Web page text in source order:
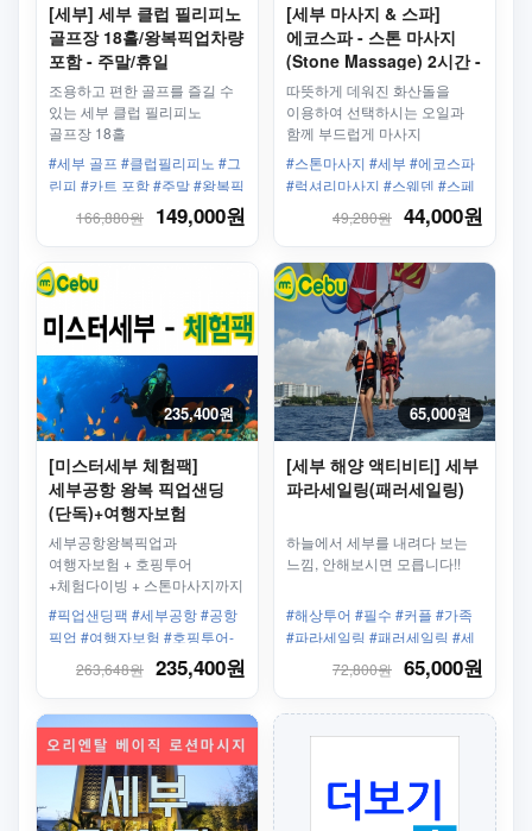
[세부] 세부 클럽 필리피노
골프장 18홀/왕복픽업차량
포함 - 주말/휴일
조용하고 편한 골프를 즐길 수
있는 세부 클럽 필리피노
골프장 18홀
#세부 골프 #클럽필리피노 #그
린피 #카트 포함 #주말 #왕복픽
업 #단독차량포함 #1인라운딩
166,880원 149,000원
[세부 마사지 & 스파]
에코스파 - 스톤 마사지
(Stone Massage) 2시간 -
$40
따뜻하게 데워진 화산돌을
이용하여 선택하시는 오일과
함께 부드럽게 마사지
#스톤마사지 #세부 #에코스파
#럭셔리마사지 #스웨덴 #스페
49,280원 44,000원
235,400원
[미스터세부 체험팩]
세부공항 왕복 픽업샌딩
(단독)+여행자보험
+호핑투어+체험다이빙
+스톤마사지
세부공항왕복픽업과
여행자보험 + 호핑투어
+체험다이빙 + 스톤마사지까지
완벽패키지상품!
#픽업샌딩팩 #세부공항 #공항
픽업 #여행자보험 #호핑투어-
체험다이빙포함 #힐룽뚱안 #난
루수안 #스톤마사지
263,648원 235,400원
65,000원
[세부 해양 액티비티] 세부
파라세일링(패러세일링)
하늘에서 세부를 내려다 보는
느낌, 안해보시면 모릅니다!!
#해상투어 #필수 #커플 #가족
#파라세일링 #패러세일링 #세
72,800원 65,000원